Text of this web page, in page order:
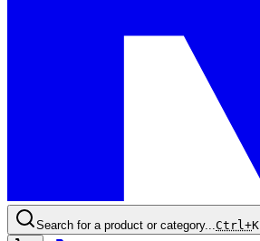
Search for a product or category...Ctrl+K